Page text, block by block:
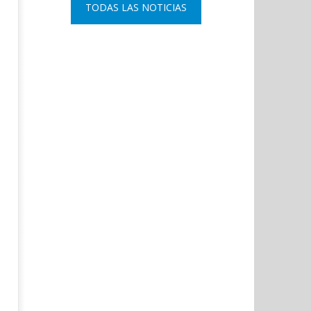
Coslada recuerda a las víctimas
El ministro Marlaska
TODAS LAS NOTICIAS